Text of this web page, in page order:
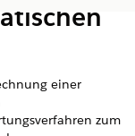
einer
zum